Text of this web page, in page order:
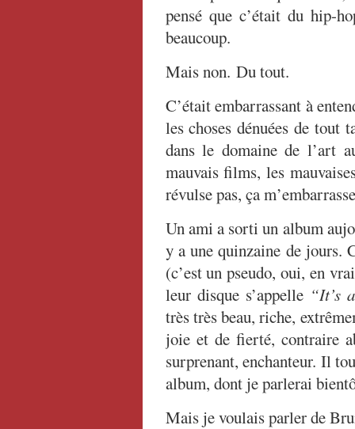
pensé que c’était du hip-
beaucoup.
Mais non. Du tout.
C’était embarrassant à
les choses dénuées de tout
dans le domaine de l’art
mauvais films, les
révulse pas, ça
Un ami a sorti un album
y a une quinzaine de jours.
(c’est un pseudo, oui, en
leur disque s’appelle “It’s
très très beau, riche,
joie et de fierté, contraire
surprenant, enchanteur. Il
album, dont je parlerai
Mais je voulais parler de